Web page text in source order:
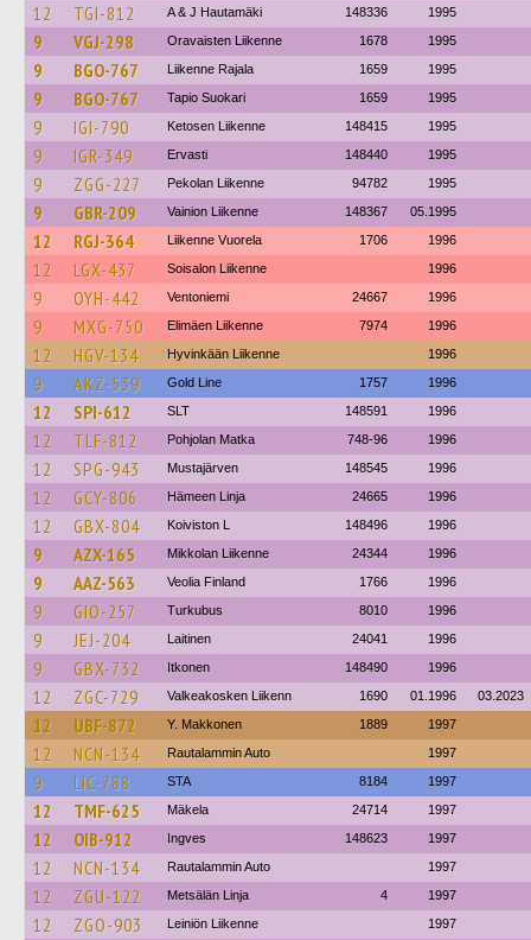
12 TGI-812 A & J Hautamäki 148336 1995
9 VGJ-298 Oravaisten Liikenne 1678 1995
9 BGO-767 Liikenne Rajala 1659 1995
9 BGO-767 Tapio Suokari 1659 1995
9 IGI-790 Ketosen Liikenne 148415 1995
9 IGR-349 Ervasti 148440 1995
9 ZGG-227 Pekolan Liikenne 94782 1995
9 GBR-209 Vainion Liikenne 148367 05.1995
12 RGJ-364 Liikenne Vuorela 1706 1996
12 LGX-437 Soisalon Liikenne 1996
9 OYH-442 Ventoniemi 24667 1996
9 MXG-750 Elimäen Liikenne 7974 1996
12 HGV-134 Hyvinkään Liikenne 1996
9 AKZ-539 Gold Line 1757 1996
12 SPI-612 SLT 148591 1996
12 TLF-812 Pohjolan Matka 748-96 1996
12 SPG-943 Mustajärven 148545 1996
12 GCY-806 Hämeen Linja 24665 1996
12 GBX-804 Koiviston L 148496 1996
9 AZX-165 Mikkolan Liikenne 24344 1996
9 AAZ-563 Veolia Finland 1766 1996
9 GIO-257 Turkubus 8010 1996
9 JEJ-204 Laitinen 24041 1996
9 GBX-732 Itkonen 148490 1996
12 ZGC-729 Valkeakosken Liikenn 1690 01.1996 03.2023
12 UBF-872 Y. Makkonen 1889 1997
12 NCN-134 Rautalammin Auto 1997
9 LIC-788 STA 8184 1997
12 TMF-625 Mäkela 24714 1997
12 OIB-912 Ingves 148623 1997
12 NCN-134 Rautalammin Auto 1997
12 ZGU-122 Metsälän Linja 4 1997
12 ZGO-903 Leiniön Liikenne 1997